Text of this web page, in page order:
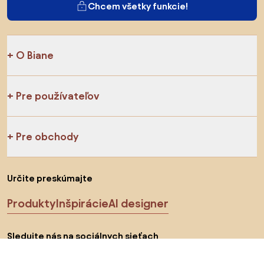
Chcem všetky funkcie!
O Biane
Pre používateľov
Pre obchody
Určite preskúmajte
ProduktyInšpirácieAI designer
Sledujte nás na sociálnych sieťach